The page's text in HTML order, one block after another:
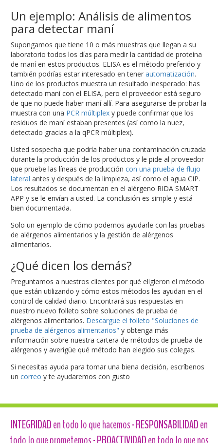
Un ejemplo: Análisis de alimentos
para detectar maní
Supongamos que tiene 10 o más muestras que llegan a su
laboratorio todos los días para medir la cantidad de proteína
de maní en estos productos. ELISA es el método preferido y
también podrías estar interesado en tenerautomatización.
Uno de los productos muestra un resultado inesperado: has
detectado maní con el ELISA, pero el proveedor está seguro
de que no puede haber maní allí. Para asegurarse de probar la
muestra con una PCR múltiplexy puede confirmar que los
residuos de maní estaban presentes (así como la nuez,
detectado gracias a la qPCR múltiplex).
Usted sospecha que podría haber una contaminación cruzada
durante la producción de los productos y le pide al proveedor
que pruebe las líneas de produccióncon una prueba de flujo
lateralantes y después de la limpieza, así como el agua CIP.
Los resultados se documentan en el alérgeno RIDA SMART
APP y se le envían a usted. La conclusión es simple y está
bien documentada.
Solo un ejemplo de cómo podemos ayudarle con las pruebas
de alérgenos alimentarios y la gestión de alérgenos
alimentarios.
¿Qué dicen los demás?
Preguntamos a nuestros clientes por qué eligieron el método
que están utilizando y cómo estos métodos les ayudan en el
control de calidad diario. Encontrará sus respuestas en
nuestro nuevo folleto sobre soluciones de prueba de
alérgenos alimentarios. Descargue el folleto "Soluciones de
prueba de alérgenos alimentarios"y obtenga más
información sobre nuestra cartera de métodos de prueba de
alérgenos y averigüe qué método han elegido sus colegas.
Si necesitas ayuda para tomar una biena decisión, escríbenos
un correo y te ayudaremos con gusto
INTEGRIDADen todo lo que hacemos -RESPONSABILIDADen